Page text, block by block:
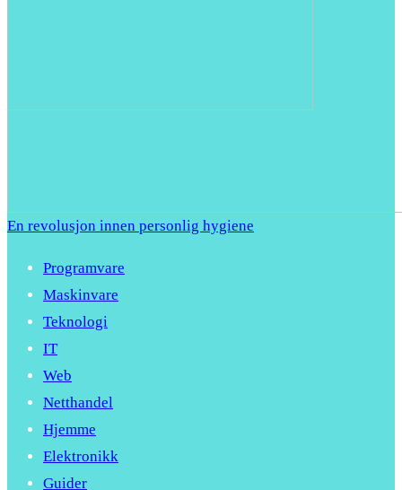
En revolusjon innen personlig hygiene
Programvare
Maskinvare
Teknologi
IT
Web
Netthandel
Hjemme
Elektronikk
Guider